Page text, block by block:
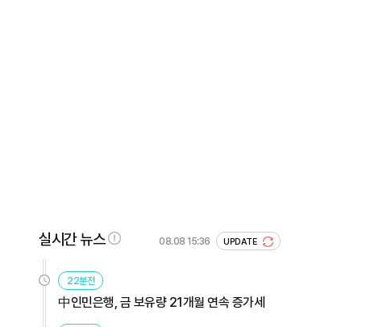
실시간 뉴스 08.08 15:36 UPDATE
22분전
中인민은행, 금 보유량 21개월 연속 증가세